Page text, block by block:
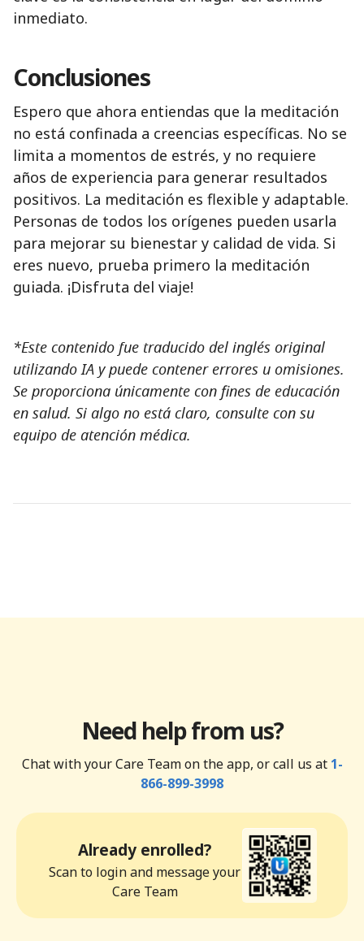
inmediato.
Conclusiones
Espero que ahora entiendas que la meditación
no está confinada a creencias específicas. No se
limita a momentos de estrés, y no requiere
años de experiencia para generar resultados
positivos. La meditación es flexible y adaptable.
Personas de todos los orígenes pueden usarla
para mejorar su bienestar y calidad de vida. Si
eres nuevo, prueba primero la meditación
guiada. ¡Disfruta del viaje!
*Este contenido fue traducido del inglés original
utilizando IA y puede contener errores u omisiones.
Se proporciona únicamente con fines de educación
en salud. Si algo no está claro, consulte con su
equipo de atención médica.
Need help from us?
Chat with your Care Team on the app, or call us at 1-
866-899-3998
Already enrolled?
Scan to login and message your
Care Team